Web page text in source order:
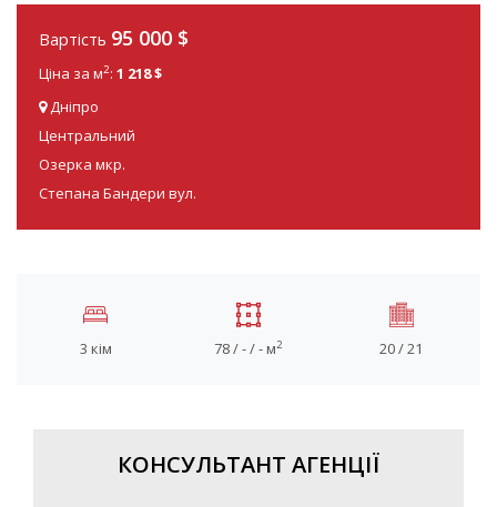
Вартість 95 000 $
Ціна за м2: 1 218 $
Дніпро
Центральний
Озерка мкр.
Степана Бандери вул.
3 кім 78 / - / - м2 20 / 21
КОНСУЛЬТАНТ АГЕНЦІЇ